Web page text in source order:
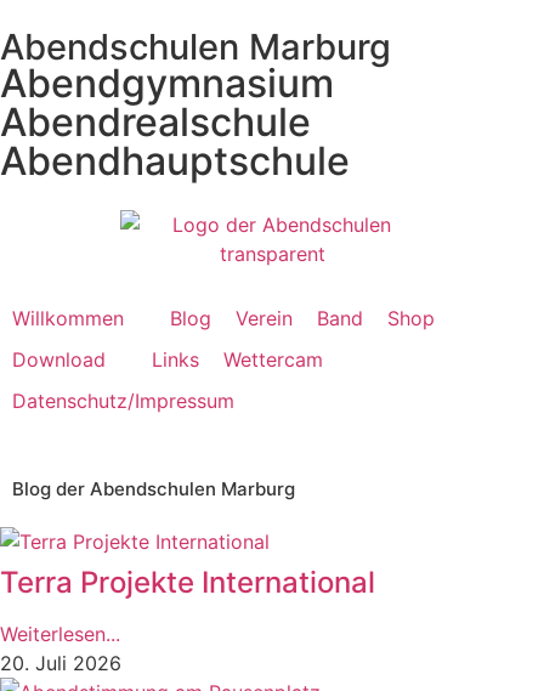
Abendschulen Marburg
Abendgymnasium
Abendrealschule
Abendhauptschule
Willkommen Blog Verein Band
Shop
Download
Links
Wettercam
Datenschutz/Impressum
Blog der Abendschulen Marburg​
Terra Projekte International
Weiterlesen...
20. Juli 2026